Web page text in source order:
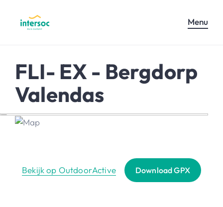
Menu
FLI- EX - Bergdorp
Valendas
Bekijk op OutdoorActive Download GPX